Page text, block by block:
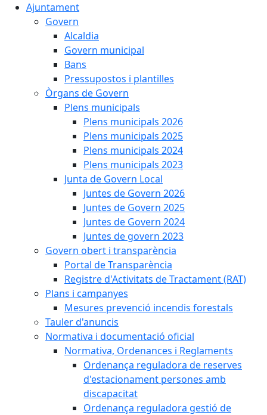
Ajuntament
Govern
Alcaldia
Govern municipal
Bans
Pressupostos i plantilles
Òrgans de Govern
Plens municipals
Plens municipals 2026
Plens municipals 2025
Plens municipals 2024
Plens municipals 2023
Junta de Govern Local
Juntes de Govern 2026
Juntes de Govern 2025
Juntes de Govern 2024
Juntes de govern 2023
Govern obert i transparència
Portal de Transparència
Registre d'Activitats de Tractament (RAT)
Plans i campanyes
Mesures prevenció incendis forestals
Tauler d'anuncis
Normativa i documentació oficial
Normativa, Ordenances i Reglaments
Ordenança reguladora de reserves
d'estacionament persones amb
discapacitat
Ordenança reguladora gestió de